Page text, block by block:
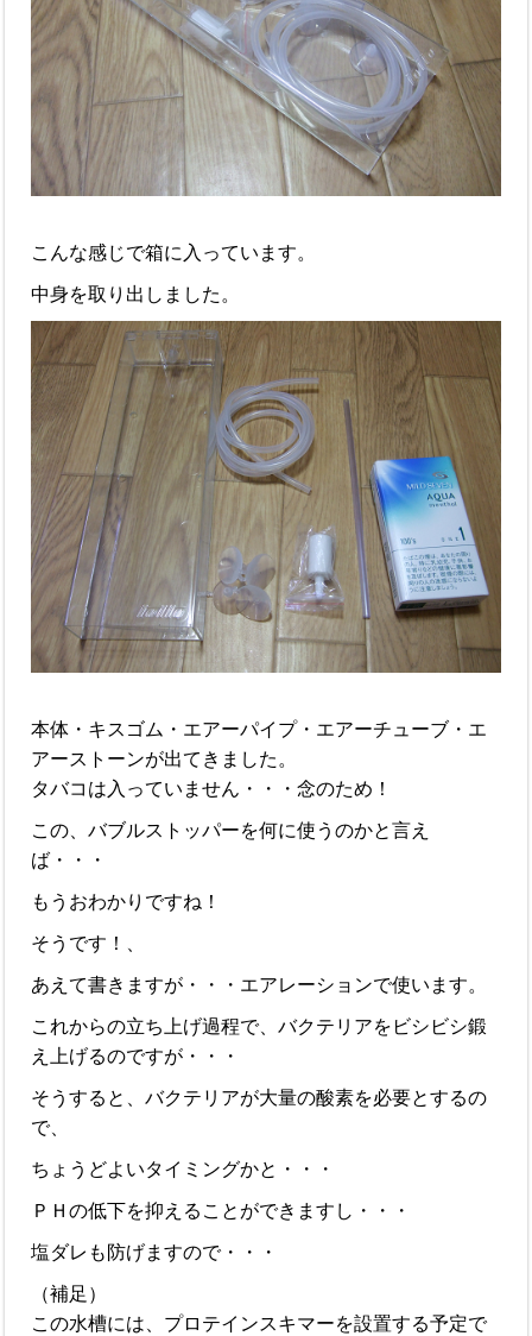
こんな感じで箱に入っています。
中身を取り出しました。
本体・キスゴム・エアーパイプ・エアーチューブ・エ
アーストーンが出てきました。
タバコは入っていません・・・念のため！
この、バブルストッパーを何に使うのかと言え
ば・・・
もうおわかりですね！
そうです！、
あえて書きますが・・・エアレーションで使います。
これからの立ち上げ過程で、バクテリアをビシビシ鍛
え上げるのですが・・・
そうすると、バクテリアが大量の酸素を必要とするの
で、
ちょうどよいタイミングかと・・・
ＰＨの低下を抑えることができますし・・・
塩ダレも防げますので・・・
（補足）
この水槽には、プロテインスキマーを設置する予定で